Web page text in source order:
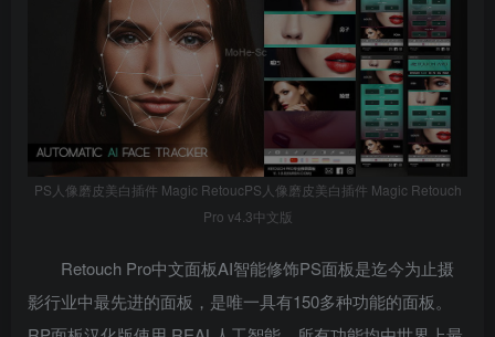
PS人像磨皮美白插件 Magic RetoucPS人像磨皮美白插件 Magic Retouch
Pro v4.3中文版
Retouch Pro中文面板AI智能修饰PS面板是迄今为止摄
影行业中最先进的面板，是唯一具有150多种功能的面板。